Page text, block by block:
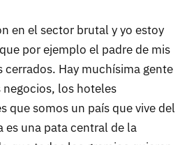
en el sector brutal y yo estoy
por ejemplo el padre de mis
cerrados. Hay muchísima gente
los hoteles
que somos un país que vive del
es una pata central de la